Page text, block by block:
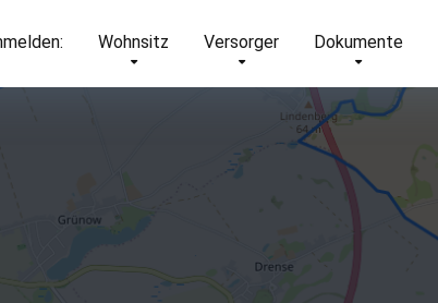
Wohnsitz Versorger Dokumente